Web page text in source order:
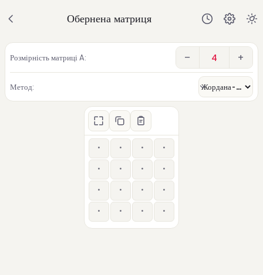
Обернена матриця
Розмірність матриці A: − +
Метод: